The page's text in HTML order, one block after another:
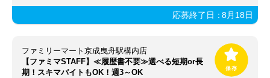
応募終了日：8月18日
ファミリーマート京成曳舟駅構内店
【ファミマSTAFF】≪履歴書不要≫選べる短期or長
期！スキマバイトもOK！週3～OK